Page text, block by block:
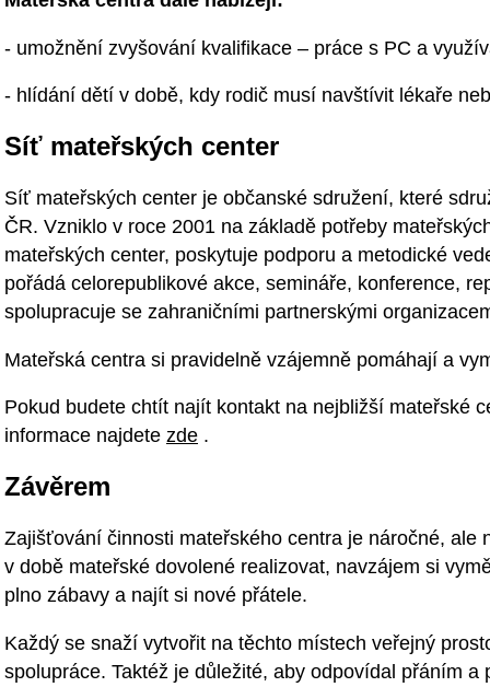
- umožnění zvyšování kvalifikace – práce s PC a
- hlídání dětí v době, kdy rodič musí navštívit lékaře
Síť mateřských center
Síť mateřských center je občanské sdružení, které
ČR. Vzniklo v roce 2001 na základě potřeby
mateřských center, poskytuje podporu a metodické
pořádá celorepublikové akce, semináře, konference,
spolupracuje se zahraničními partnerskými
Mateřská centra si pravidelně vzájemně pomáhají a
Pokud budete chtít najít kontakt na nejbližší mateřské
informace najdete zde .
Závěrem
Zajišťování činnosti mateřského centra je náročné, ale
v době mateřské dovolené realizovat, navzájem si
plno zábavy a najít si nové přátele.
Každý se snaží vytvořit na těchto místech veřejný
spolupráce. Taktéž je důležité, aby odpovídal přáním a